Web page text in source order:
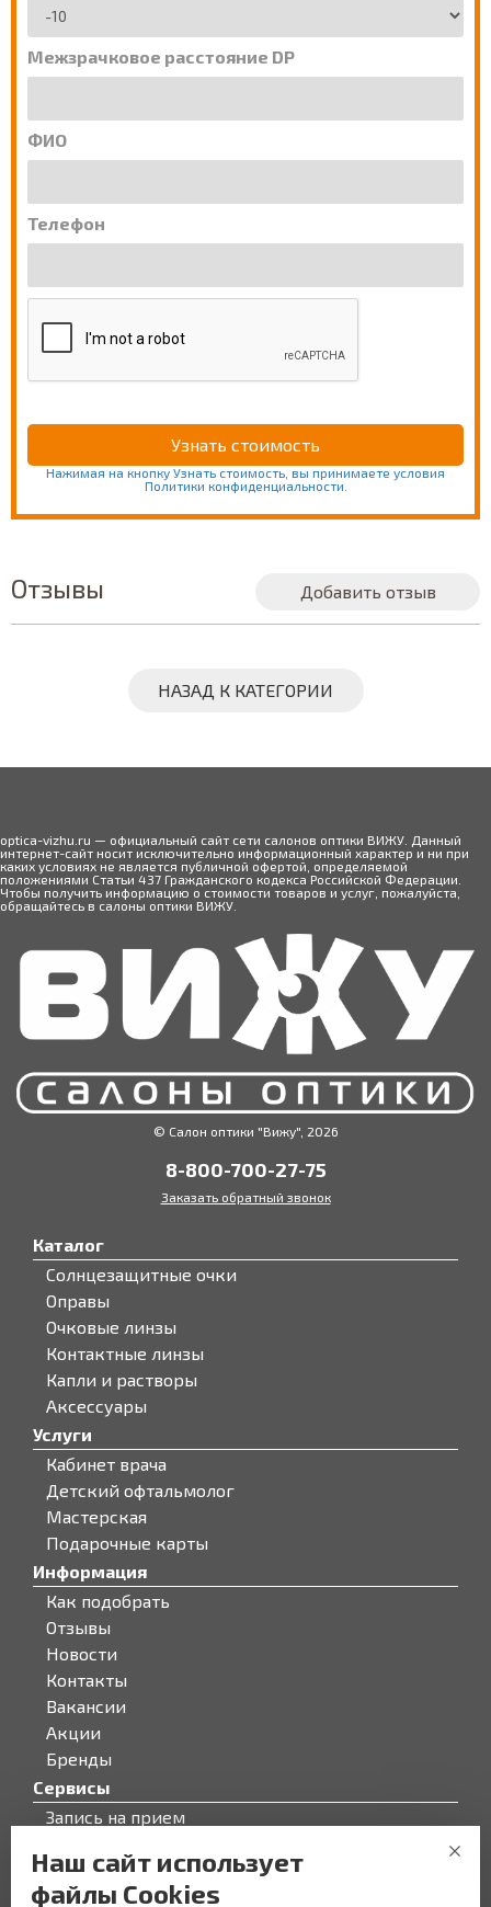
Межзрачковое расстояние DP
ФИО
Телефон
Нажимая на кнопку Узнать стоимость, вы принимаете условия
Политики конфиденциальности.
Отзывы Добавить отзыв
НАЗАД К КАТЕГОРИИ
optica-vizhu.ru — официальный сайт сети салонов оптики ВИЖУ. Данный
интернет-сайт носит исключительно информационный характер и ни при
каких условиях не является публичной офертой, определяемой
положениями Статьи 437 Гражданского кодекса Российской Федерации.
Чтобы получить информацию о стоимости товаров и услуг, пожалуйста,
обращайтесь в салоны оптики ВИЖУ.
© Салон оптики "Вижу", 2026
8-800-700-27-75
Заказать обратный звонок
Каталог
Солнцезащитные очки
Оправы
Очковые линзы
Контактные линзы
Капли и растворы
Аксессуары
Услуги
Кабинет врача
Детский офтальмолог
Мастерская
Подарочные карты
Информация
Как подобрать
Отзывы
Новости
Контакты
Вакансии
Акции
Бренды
Сервисы
Запись на прием
О компании
О компании
Наш сайт использует
файлы Cookies